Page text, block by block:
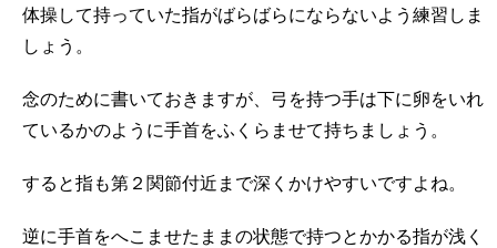
体操して持っていた指がばらばらにならないよう練習しま
しょう。
念のために書いておきますが、弓を持つ手は下に卵をいれ
ているかのように手首をふくらませて持ちましょう。
すると指も第２関節付近まで深くかけやすいですよね。
逆に手首をへこませたままの状態で持つとかかる指が浅く